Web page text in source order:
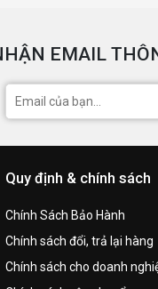
EMAIL
Quy định & chính sách
Chính Sách Bảo Hành
Chính sách đổi, trả lại hàng
Chính sách cho doanh